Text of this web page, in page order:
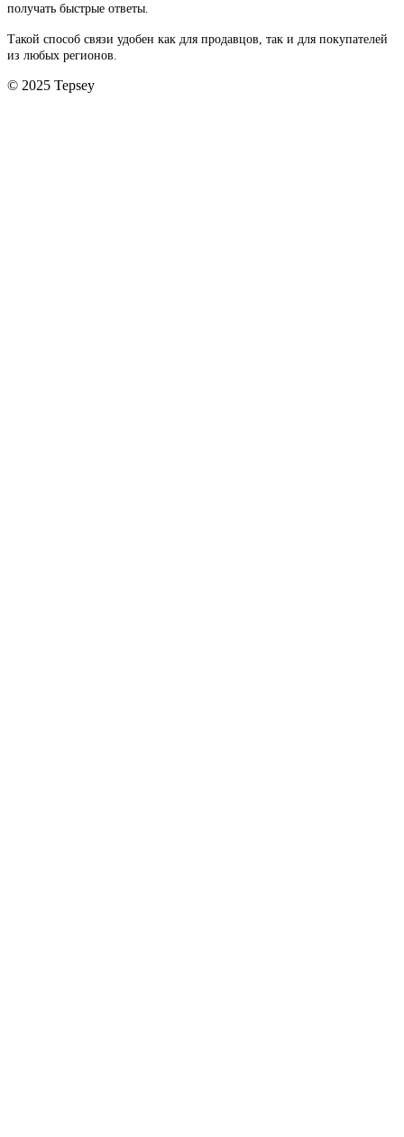
получать быстрые ответы.
Такой способ связи удобен как для продавцов, так и для покупателей
из любых регионов.
© 2025 Tepsey